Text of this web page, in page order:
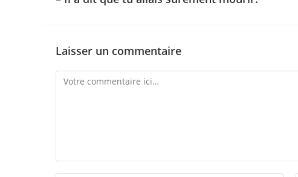
Laisser un commentaire